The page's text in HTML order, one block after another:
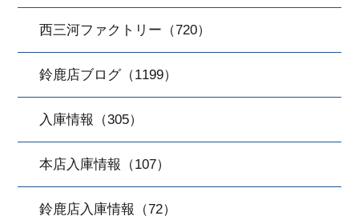
西三河ファクトリー（720）
鈴鹿店ブログ（1199）
入庫情報（305）
本店入庫情報（107）
鈴鹿店入庫情報（72）